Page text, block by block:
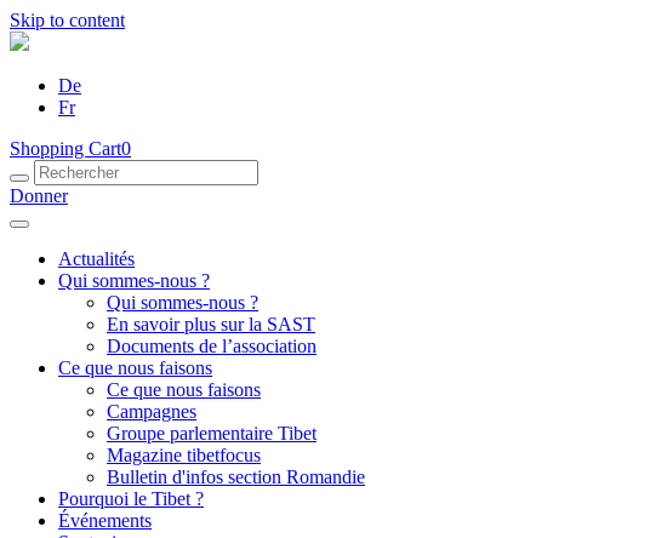
Skip to content
De
Fr
Shopping Cart0
Donner
Actualités
Qui sommes-nous ?
Qui sommes-nous ?
En savoir plus sur la SAST
Documents de l’association
Ce que nous faisons
Ce que nous faisons
Campagnes
Groupe parlementaire Tibet
Magazine tibetfocus
Bulletin d'infos section Romandie
Pourquoi le Tibet ?
Événements